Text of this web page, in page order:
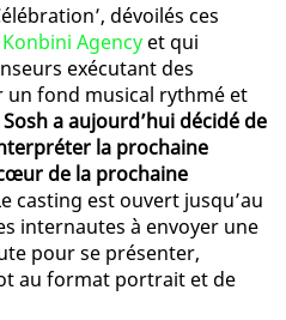
dévoilés ces
Konbini Agency et qui
exécutant des
fond musical rythmé et
Sosh a aujourd’hui décidé de
la prochaine
de la prochaine
casting est ouvert jusqu’au
internautes à envoyer une
pour se présenter,
au format portrait et de